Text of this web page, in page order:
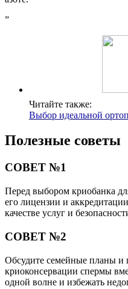
”
Читайте также:
Выбор идеальной
Полезные советы
СОВЕТ №1
Перед выбором криобанка
его лицензии и
качестве услуг и
СОВЕТ №2
Обсудите семейные планы и
криоконсервации спермы
одной волне и избежать